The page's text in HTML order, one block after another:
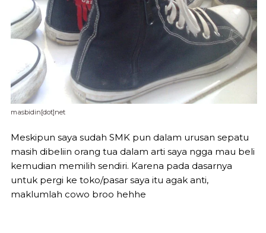
masbidin[dot]net
Meskipun saya sudah SMK pun dalam urusan sepatu
masih dibeliin orang tua dalam arti saya ngga mau beli
kemudian memilih sendiri. Karena pada dasarnya
untuk pergi ke toko/pasar saya itu agak anti,
maklumlah cowo broo hehhe